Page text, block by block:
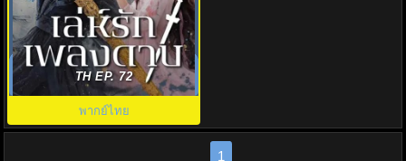
เล่ห์รักเพลงดาบ (2025) Sword
and Beloved พากย์ไทย EP.1-36
TH EP. 72
พากย์ไทย
1